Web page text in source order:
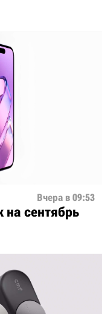
Вчера в 09:53
на сентябрь